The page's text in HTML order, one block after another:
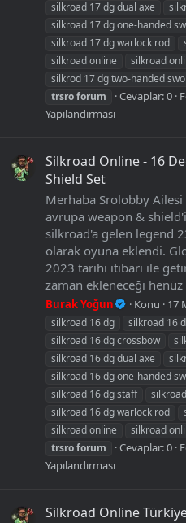
silkroad 17 dg dual axe
silkroad 17 dg one-handed
silkroad 17 dg warlock rod
silkroad online
silkroad
silkrod 17 dg two-handed
trsroforum Cevaplar: 0
Yapılandırması
Silkroad Online - 16
Shield Set
Merhaba Srolobby
avrupa weapon &
silkroad'a gelen legend
olarak oyuna eklendi.
2023 tarihi itibari ile
zaman ekleneceği
Burak Yoğun Konu 17
silkroad 16 dg
silkroad 16
silkroad 16 dg crossbow
silkroad 16 dg dual axe
silkroad 16 dg one-handed
silkroad 16 dg staff
silkroad 16 dg warlock rod
silkroad online
silkroad
trsroforum Cevaplar: 0
Yapılandırması
Silkroad Online